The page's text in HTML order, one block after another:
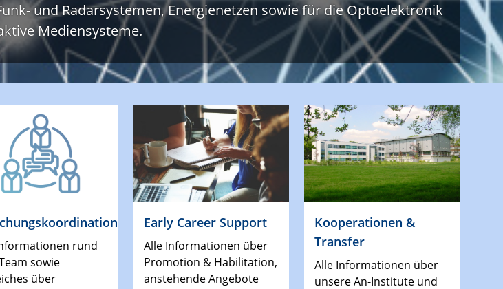
und Radarsystemen, Energienetzen sowie für die Optoelektronik
Mediensysteme.​
rund
sowie
über
Early Career Support
Alle Informationen über
Promotion & Habilitation,
anstehende Angebote
Kooperationen &
Transfer
Alle Informationen über
unsere An-Institute und